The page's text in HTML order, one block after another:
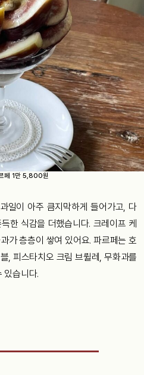
페 1만 5,800원
일이 아주 큼지막하게 들어가고, 다
한 식감을 더했습니다. 크레이프 케
가 층층이 쌓여 있어요. 파르페는 호
, 피스타치오 크림 브륄레, 무화과를
있습니다.